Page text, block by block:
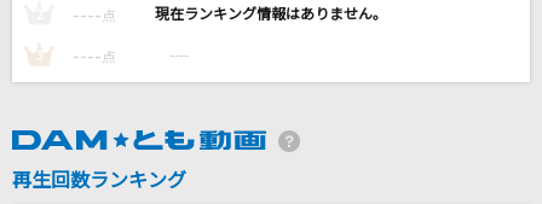
れるりり feat.初音ミク&GUMI
NEW KAWAII
玉置浩二
---- 点 ----
3 ---- 点 ----
再生回数ランキング